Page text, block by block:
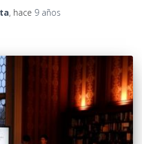
, hace 9 años